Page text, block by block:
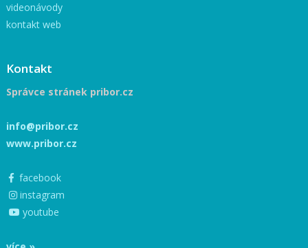
videonávody
kontakt web
Kontakt
Správce stránek pribor.cz
info@pribor.cz
www.pribor.cz
facebook
instagram
youtube